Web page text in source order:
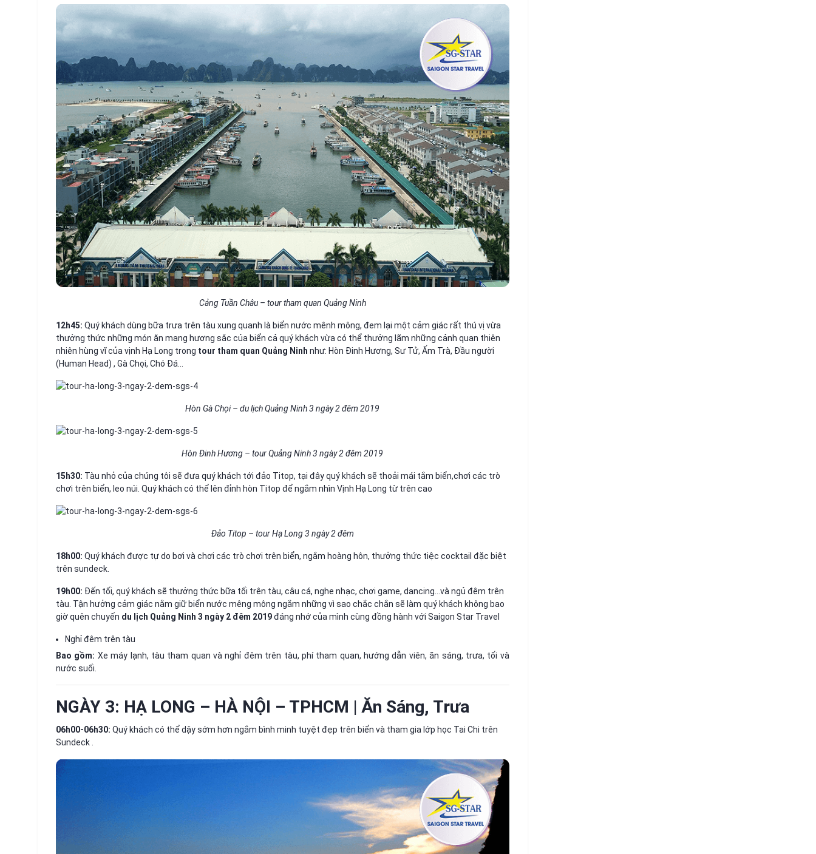
Cảng Tuần Châu – tour tham quan Quảng Ninh
12h45: Quý khách dùng bữa trưa trên tàu xung quanh là biển nước mênh mông, đem lại một cảm giác rất thú vị vừa
thưởng thức những món ăn mang hương sắc của biển cả quý khách vừa có thể thưởng lãm những cảnh quan thiên
nhiên hùng vĩ của vịnh Hạ Long trong tour tham quan Quảng Ninh như: Hòn Đinh Hương, Sư Tử, Ấm Trà, Đầu người
(Human Head) , Gà Chọi, Chó Đá…
Hòn Gà Chọi – du lịch Quảng Ninh 3 ngày 2 đêm 2019
Hòn Đinh Hương – tour Quảng Ninh 3 ngày 2 đêm 2019
15h30: Tàu nhỏ của chúng tôi sẽ đưa quý khách tới đảo Titop, tại đây quý khách sẽ thoải mái tắm biển,chơi các trò
chơi trên biển, leo núi. Quý khách có thể lên đỉnh hòn Titop để ngắm nhìn Vịnh Hạ Long từ trên cao
Đảo Titop – tour Hạ Long 3 ngày 2 đêm
18h00: Quý khách được tự do bơi và chơi các trò chơi trên biển, ngắm hoàng hôn, thưởng thức tiệc cocktail đặc biệt
trên sundeck.
19h00: Đến tối, quý khách sẽ thưởng thức bữa tối trên tàu, câu cá, nghe nhạc, chơi game, dancing…và ngủ đêm trên
tàu. Tận hưởng cảm giác nằm giữ biển nước mêng mông ngắm những vì sao chắc chắn sẽ làm quý khách không bao
giờ quên chuyến du lịch Quảng Ninh 3 ngày 2 đêm 2019đáng nhớ của mình cùng đồng hành với Saigon Star Travel
Nghỉ đêm trên tàu
Bao gồm: Xe máy lạnh, tàu tham quan và nghỉ đêm trên tàu, phí tham quan, hướng dẫn viên, ăn sáng, trưa, tối và
nước suối.
NGÀY 3: HẠ LONG – HÀ NỘI – TPHCM | Ăn Sáng, Trưa
06h00-06h30: Quý khách có thể dậy sớm hơn ngắm bình minh tuyệt đẹp trên biển và tham gia lớp học Tai Chi trên
Sundeck .